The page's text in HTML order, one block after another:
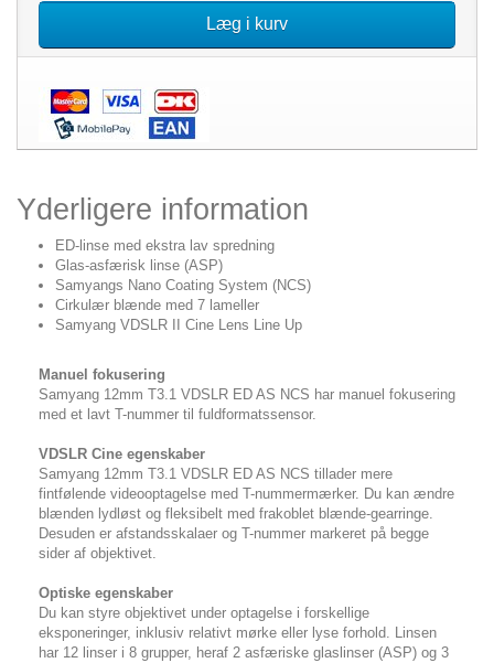
Læg i kurv
Yderligere information
ED-linse med ekstra lav spredning
Glas-asfærisk linse (ASP)
Samyangs Nano Coating System (NCS)
Cirkulær blænde med 7 lameller
Samyang VDSLR II Cine Lens Line Up
Manuel fokusering
Samyang 12mm T3.1 VDSLR ED AS NCS har manuel fokusering
med et lavt T-nummer til fuldformatssensor.
VDSLR Cine egenskaber
Samyang 12mm T3.1 VDSLR ED AS NCS tillader mere
fintfølende videooptagelse med T-nummermærker. Du kan ændre
blænden lydløst og fleksibelt med frakoblet blænde-gearringe.
Desuden er afstandsskalaer og T-nummer markeret på begge
sider af objektivet.
Optiske egenskaber
Du kan styre objektivet under optagelse i forskellige
eksponeringer, inklusiv relativt mørke eller lyse forhold. Linsen
har 12 linser i 8 grupper, heraf 2 asfæriske glaslinser (ASP) og 3